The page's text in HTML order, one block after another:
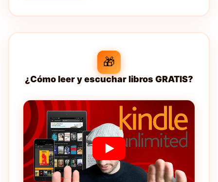
🎁
¿Cómo leer y escuchar libros GRATIS?